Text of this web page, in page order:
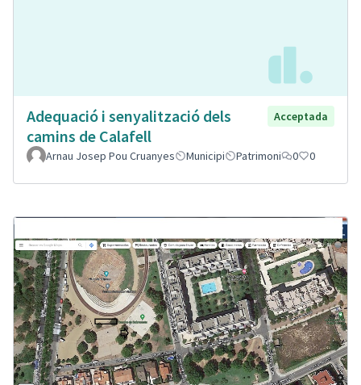
Adequació i senyalització dels
camins de Calafell
Acceptada
Arnau Josep Pou Cruanyes Municipi Patrimoni 0 0